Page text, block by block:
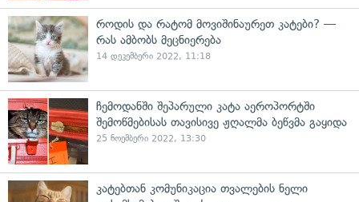
როდის და რატომ მოვიშინაურეთ კატები? —
რას ამბობს მეცნიერება
14 დეკემბერი 2022, 11:18
ჩემოდანში შეპარული კატა აეროპორტში
შემოწმებისას თავისივე ჟღალმა ბეწვმა გაყიდა
25 ნოემბერი 2022, 13:30
კატებთან კომუნიკაცია თვალების ნელი